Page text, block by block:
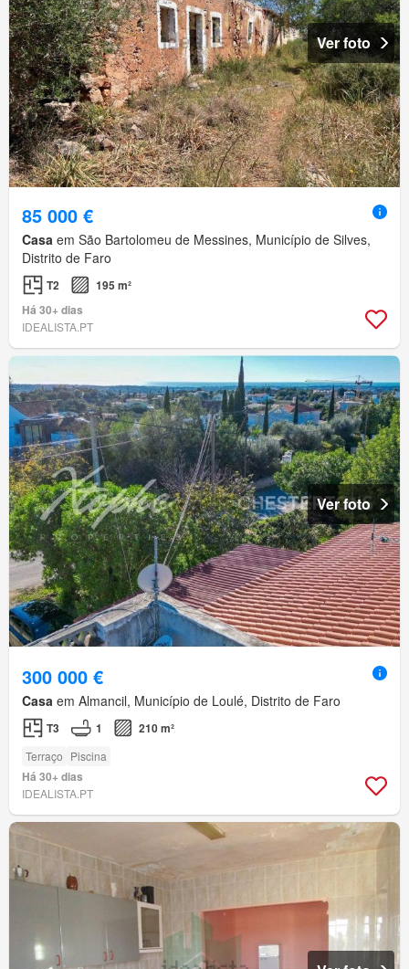
Ver foto
85 000 €
Casa em São Bartolomeu de Messines, Município de Silves,
Distrito de Faro
T2
195 m²
Há 30+ dias
IDEALISTA.PT
Ver foto
300 000 €
Casa em Almancil, Município de Loulé, Distrito de Faro
T3 1 210 m²
Terraço Piscina
Há 30+ dias
IDEALISTA.PT